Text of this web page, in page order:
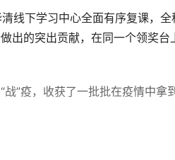
线下学习中心全面有序复课，
出的突出贡献，在同一个领奖
战”疫，收获了一批批在疫情中